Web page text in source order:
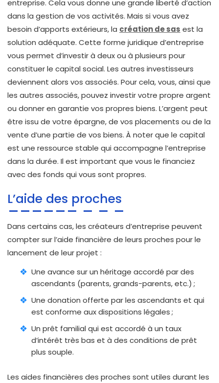
entreprise. Cela vous donne une grande liberté d’action
dans la gestion de vos activités. Mais si vous avez
besoin d’apports extérieurs, la création de sas est la
solution adéquate. Cette forme juridique d’entreprise
vous permet d’investir à deux ou à plusieurs pour
constituer le capital social. Les autres investisseurs
deviennent alors vos associés. Pour cela, vous, ainsi que
les autres associés, pouvez investir votre propre argent
ou donner en garantie vos propres biens. L’argent peut
être issu de votre épargne, de vos placements ou de la
vente d’une partie de vos biens. À noter que le capital
est une ressource stable qui accompagne l’entreprise
dans la durée. Il est important que vous le financiez
avec des fonds qui vous sont propres.
L’aide des proches
Dans certains cas, les créateurs d’entreprise peuvent
compter sur l’aide financière de leurs proches pour le
lancement de leur projet :
Une avance sur un héritage accordé par des
ascendants (parents, grands-parents, etc.) ;
Une donation offerte par les ascendants et qui
est conforme aux dispositions légales ;
Un prêt familial qui est accordé à un taux
d’intérêt très bas et à des conditions de prêt
plus souple.
Les aides financières des proches sont utiles durant les